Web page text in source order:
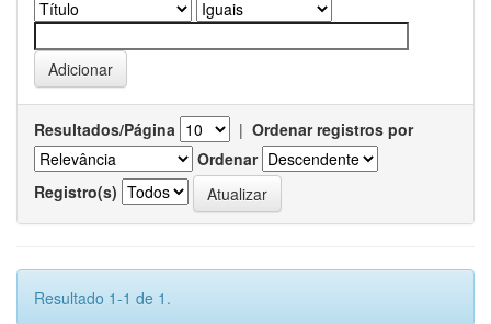
Resultados/Página | Ordenar registros por
Ordenar
Registro(s)
Resultado 1-1 de 1.